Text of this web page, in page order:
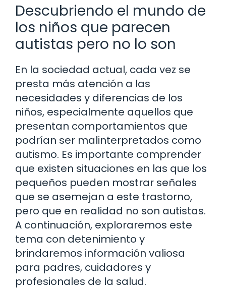
Descubriendo el mundo de
los niños que parecen
autistas pero no lo son
En la sociedad actual, cada vez se
presta más atención a las
necesidades y diferencias de los
niños, especialmente aquellos que
presentan comportamientos que
podrían ser malinterpretados como
autismo. Es importante comprender
que existen situaciones en las que los
pequeños pueden mostrar señales
que se asemejan a este trastorno,
pero que en realidad no son autistas.
A continuación, exploraremos este
tema con detenimiento y
brindaremos información valiosa
para padres, cuidadores y
profesionales de la salud.